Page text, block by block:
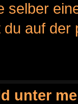
selber
auf
unter